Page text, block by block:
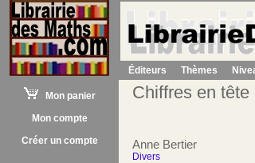
Mon panier
Mon compte
Créer un compte
Éditeurs Thèmes
Chiffres en tête
Anne Bertier
Divers